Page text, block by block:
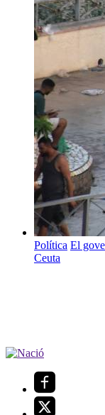
Política El
Ceuta